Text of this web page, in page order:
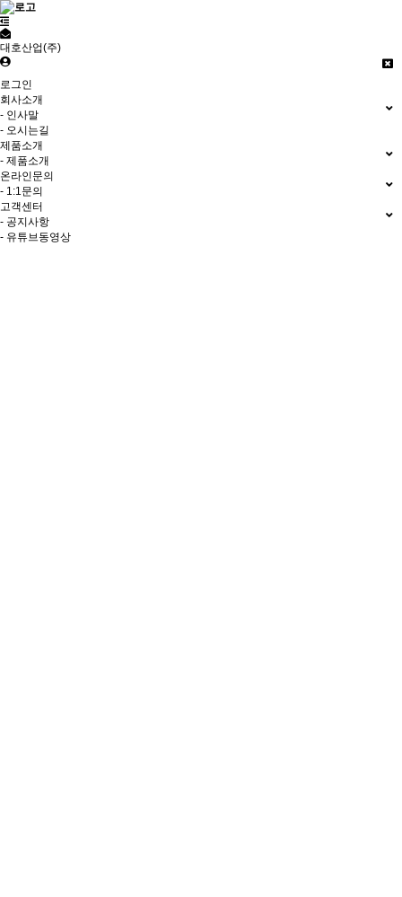
대호산업(주)
로그인
회사소개
- 인사말
- 오시는길
제품소개
- 제품소개
온라인문의
- 1:1문의
고객센터
- 공지사항
- 유튜브동영상